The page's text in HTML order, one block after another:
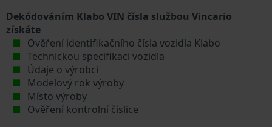
Dekódováním Klabo VIN čísla službou Vincario
získáte
Ověření identifikačního čísla vozidla Klabo
Technickou specifikaci vozidla
Údaje o výrobci
Modelový rok výroby
Místo výroby
Ověření kontrolní číslice